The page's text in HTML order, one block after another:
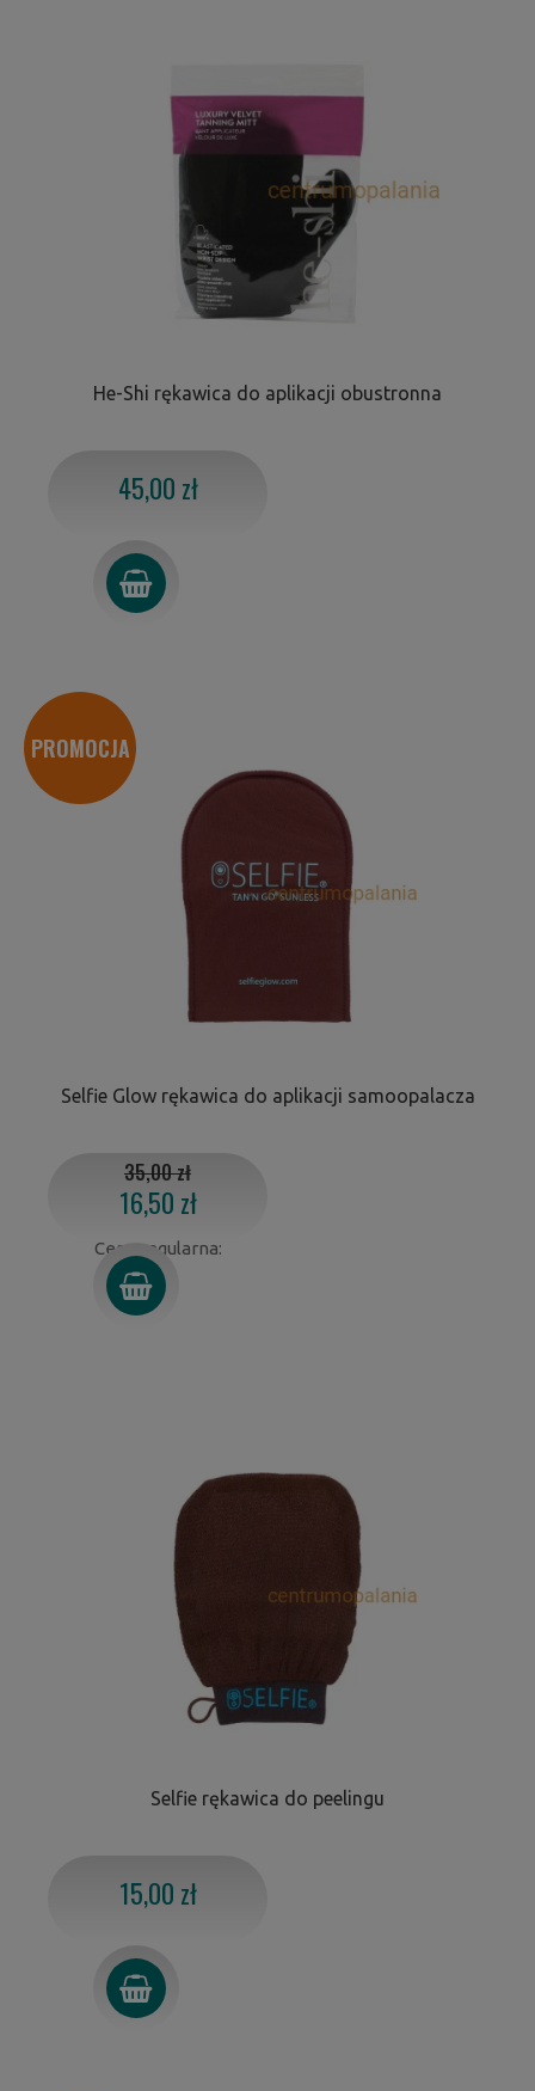
He-Shi rękawica do aplikacji obustronna
45,00 zł
Selfie Glow rękawica do aplikacji samoopalacza
16,50 zł
Cena regularna:
35,00 zł
PROMOCJA
Selfie rękawica do peelingu
15,00 zł